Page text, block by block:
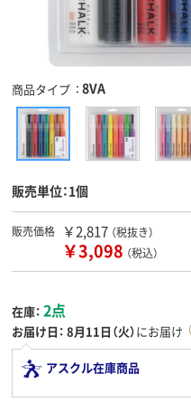
商品タイプ 8VA
販売単位：1個
販売価格 ￥2,817 （税抜き）
￥3,098 （税込）
在庫： 2点
お届け日： 8月11日（火）にお届け
アスクル在庫商品